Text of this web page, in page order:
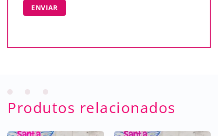
Produtos relacionados